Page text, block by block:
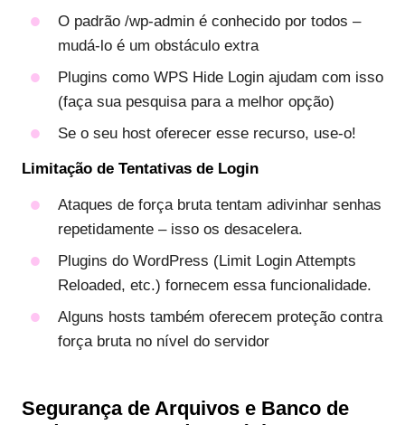
O padrão /wp-admin é conhecido por todos –
mudá-lo é um obstáculo extra
Plugins como WPS Hide Login ajudam com isso
(faça sua pesquisa para a melhor opção)
Se o seu host oferecer esse recurso, use-o!
Limitação de Tentativas de Login
Ataques de força bruta tentam adivinhar senhas
repetidamente – isso os desacelera.
Plugins do WordPress (Limit Login Attempts
Reloaded, etc.) fornecem essa funcionalidade.
Alguns hosts também oferecem proteção contra
força bruta no nível do servidor
Segurança de Arquivos e Banco de